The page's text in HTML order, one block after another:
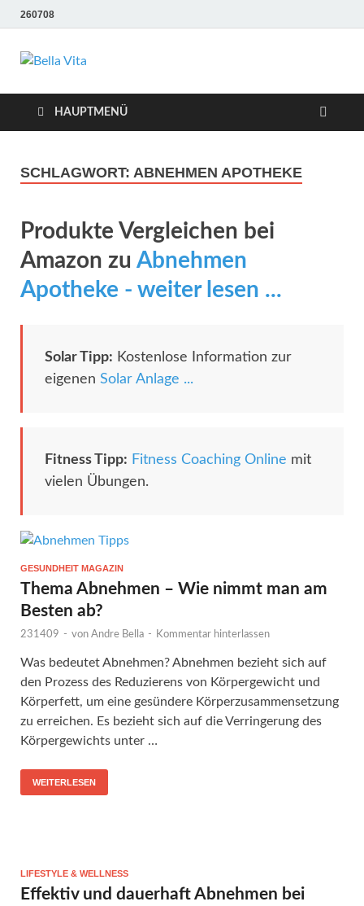
260708
Bella Vita
Wellness Fitness
Tipps
Tipps
HAUPTMENÜ
SCHLAGWORT: ABNEHMEN APOTHEKE
Produkte Vergleichen bei
Amazon zu Abnehmen
Apotheke - weiter lesen ...
Solar Tipp: Kostenlose Information zur
eigenen Solar Anlage ...
Fitness Tipp: Fitness Coaching Online mit
vielen Übungen.
GESUNDHEIT MAGAZIN
Thema Abnehmen – Wie nimmt man am
Besten ab?
231409 - von Andre Bella - Kommentar hinterlassen
Was bedeutet Abnehmen? Abnehmen bezieht sich auf
den Prozess des Reduzierens von Körpergewicht und
Körperfett, um eine gesündere Körperzusammensetzung
zu erreichen. Es bezieht sich auf die Verringerung des
Körpergewichts unter …
WEITERLESEN
LIFESTYLE & WELLNESS
Effektiv und dauerhaft Abnehmen bei